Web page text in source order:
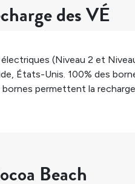
des VÉ
(Niveau 2 et
, États-Unis. 100% des
bornes permettent la
Beach